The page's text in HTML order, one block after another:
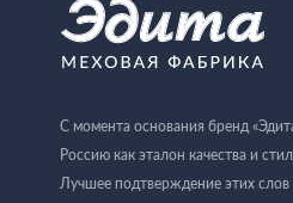
С момента основания бренд
Россию как эталон качества и
Лучшее подтверждение этих слов